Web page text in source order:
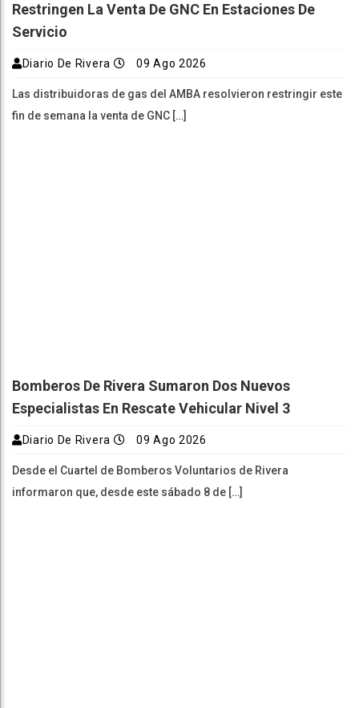
Restringen La Venta De GNC En Estaciones De
Servicio
Diario De Rivera 09 Ago 2026
Las distribuidoras de gas del AMBA resolvieron restringir este
fin de semana la venta de GNC […]
Bomberos De Rivera Sumaron Dos Nuevos
Especialistas En Rescate Vehicular Nivel 3
Diario De Rivera 09 Ago 2026
Desde el Cuartel de Bomberos Voluntarios de Rivera
informaron que, desde este sábado 8 de […]